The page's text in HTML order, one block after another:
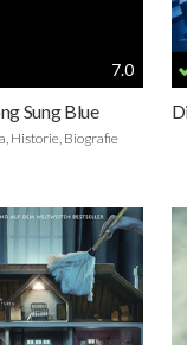
7.0
Sung Blue
Historie, Biografie